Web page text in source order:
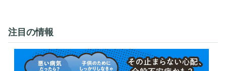
注目の情報